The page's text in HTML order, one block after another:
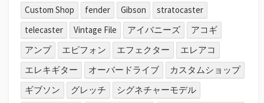
Custom Shop fender Gibson
stratocaster
telecaster
Vintage File アイバニーズ
アコギ
アンプ
エピフォン エフェクター
エレアコ
エレキギター
オーバードライブ
カスタムショップ
ギブソン
グレッチ
シグネチャーモデル